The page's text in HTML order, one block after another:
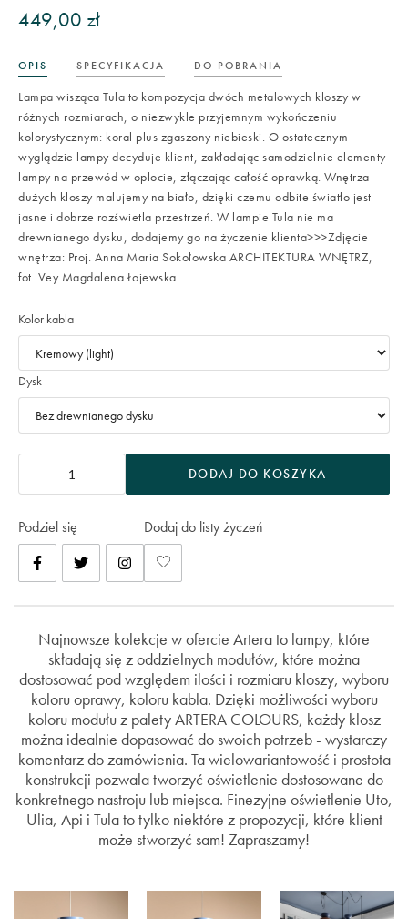
449,00 zł
OPIS SPECYFIKACJA DO POBRANIA
Lampa wisząca Tula to kompozycja dwóch metalowych kloszy w
różnych rozmiarach, o niezwykle przyjemnym wykończeniu
kolorystycznym: koral plus zgaszony niebieski. O ostatecznym
wyglądzie lampy decyduje klient, zakładając samodzielnie elementy
lampy na przewód w oplocie, złączając całość oprawką. Wnętrza
dużych kloszy malujemy na biało, dzięki czemu odbite światło jest
jasne i dobrze rozświetla przestrzeń. W lampie Tula nie ma
drewnianego dysku, dodajemy go na życzenie klienta>>>Zdjęcie
wnętrza: Proj. Anna Maria Sokołowska ARCHITEKTURA WNĘTRZ,
fot. Vey Magdalena Łojewska
Kolor kabla
Dysk
DODAJ DO KOSZYKA
Podziel się Dodaj do listy życzeń
Najnowsze kolekcje w ofercie Artera to lampy, które
składają się z oddzielnych modułów, które można
dostosować pod względem ilości i rozmiaru kloszy, wyboru
koloru oprawy, koloru kabla. Dzięki możliwości wyboru
koloru modułu z palety ARTERA COLOURS, każdy klosz
można idealnie dopasować do swoich potrzeb - wystarczy
komentarz do zamówienia. Ta wielowariantowość i prostota
konstrukcji pozwala tworzyć oświetlenie dostosowane do
konkretnego nastroju lub miejsca. Finezyjne oświetlenie Uto,
Ulia, Api i Tula to tylko niektóre z propozycji, które klient
może stworzyć sam! Zapraszamy!